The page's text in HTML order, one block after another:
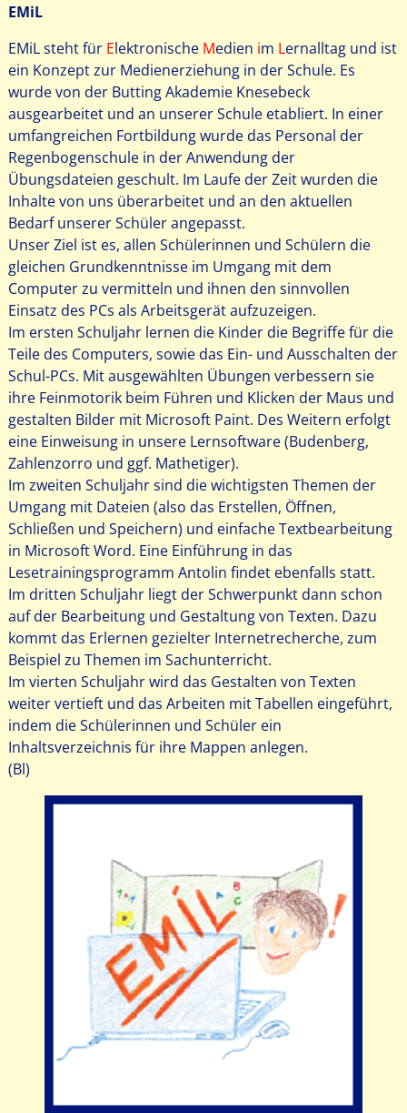
EMiL
EMiL steht für Elektronische Medien im Lernalltag und ist
ein Konzept zur Medienerziehung in der Schule. Es
wurde von der Butting Akademie Knesebeck
ausgearbeitet und an unserer Schule etabliert. In einer
umfangreichen Fortbildung wurde das Personal der
Regenbogenschule in der Anwendung der
Übungsdateien geschult. Im Laufe der Zeit wurden die
Inhalte von uns überarbeitet und an den aktuellen
Bedarf unserer Schüler angepasst.
Unser Ziel ist es, allen Schülerinnen und Schülern die
gleichen Grundkenntnisse im Umgang mit dem
Computer zu vermitteln und ihnen den sinnvollen
Einsatz des PCs als Arbeitsgerät aufzuzeigen.
Im ersten Schuljahr lernen die Kinder die Begriffe für die
Teile des Computers, sowie das Ein- und Ausschalten der
Schul-PCs. Mit ausgewählten Übungen verbessern sie
ihre Feinmotorik beim Führen und Klicken der Maus und
gestalten Bilder mit Microsoft Paint. Des Weitern erfolgt
eine Einweisung in unsere Lernsoftware (Budenberg,
Zahlenzorro und ggf. Mathetiger).
Im zweiten Schuljahr sind die wichtigsten Themen der
Umgang mit Dateien (also das Erstellen, Öffnen,
Schließen und Speichern) und einfache Textbearbeitung
in Microsoft Word. Eine Einführung in das
Lesetrainingsprogramm Antolin findet ebenfalls statt.
Im dritten Schuljahr liegt der Schwerpunkt dann schon
auf der Bearbeitung und Gestaltung von Texten. Dazu
kommt das Erlernen gezielter Internetrecherche, zum
Beispiel zu Themen im Sachunterricht.
Im vierten Schuljahr wird das Gestalten von Texten
weiter vertieft und das Arbeiten mit Tabellen eingeführt,
indem die Schülerinnen und Schüler ein
Inhaltsverzeichnis für ihre Mappen anlegen.
(Bl)